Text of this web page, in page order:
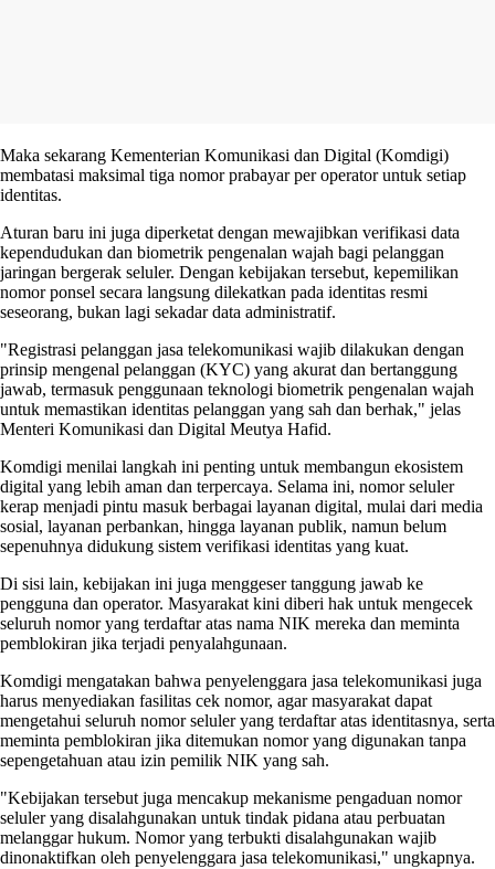
Maka sekarang Kementerian Komunikasi dan Digital (Komdigi)
membatasi maksimal tiga nomor prabayar per operator untuk setiap
identitas.
Aturan baru ini juga diperketat dengan mewajibkan verifikasi data
kependudukan dan biometrik pengenalan wajah bagi pelanggan
jaringan bergerak seluler. Dengan kebijakan tersebut, kepemilikan
nomor ponsel secara langsung dilekatkan pada identitas resmi
seseorang, bukan lagi sekadar data administratif.
"Registrasi pelanggan jasa telekomunikasi wajib dilakukan dengan
prinsip mengenal pelanggan (KYC) yang akurat dan bertanggung
jawab, termasuk penggunaan teknologi biometrik pengenalan wajah
untuk memastikan identitas pelanggan yang sah dan berhak," jelas
Menteri Komunikasi dan Digital Meutya Hafid.
Komdigi menilai langkah ini penting untuk membangun ekosistem
digital yang lebih aman dan terpercaya. Selama ini, nomor seluler
kerap menjadi pintu masuk berbagai layanan digital, mulai dari media
sosial, layanan perbankan, hingga layanan publik, namun belum
sepenuhnya didukung sistem verifikasi identitas yang kuat.
Di sisi lain, kebijakan ini juga menggeser tanggung jawab ke
pengguna dan operator. Masyarakat kini diberi hak untuk mengecek
seluruh nomor yang terdaftar atas nama NIK mereka dan meminta
pemblokiran jika terjadi penyalahgunaan.
Komdigi mengatakan bahwa penyelenggara jasa telekomunikasi juga
harus menyediakan fasilitas cek nomor, agar masyarakat dapat
mengetahui seluruh nomor seluler yang terdaftar atas identitasnya, serta
meminta pemblokiran jika ditemukan nomor yang digunakan tanpa
sepengetahuan atau izin pemilik NIK yang sah.
"Kebijakan tersebut juga mencakup mekanisme pengaduan nomor
seluler yang disalahgunakan untuk tindak pidana atau perbuatan
melanggar hukum. Nomor yang terbukti disalahgunakan wajib
dinonaktifkan oleh penyelenggara jasa telekomunikasi," ungkapnya.